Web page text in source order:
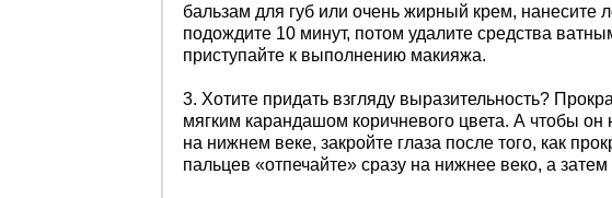
бальзам для губ или очень жирный крем, нанесите
подождите 10 минут, потом удалите средства
приступайте к выполнению макияжа.
3. Хотите придать взгляду выразительность?
мягким карандашом коричневого цвета. А чтобы он
на нижнем веке, закройте глаза после того, как
пальцев «отпечайте» сразу на нижнее веко, а